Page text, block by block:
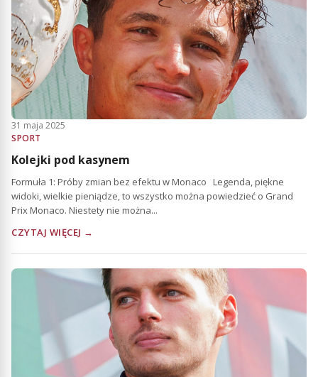
31 maja 2025
SPORT
Kolejki pod kasynem
Formuła 1: Próby zmian bez efektu w Monaco Legenda, piękne
widoki, wielkie pieniądze, to wszystko można powiedzieć o Grand
Prix Monaco. Niestety nie można...
CZYTAJ WIĘCEJ →